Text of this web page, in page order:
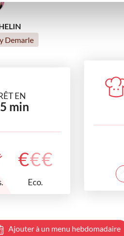
Demarle
EN
min
€€€
Eco.
Ajouter à un menu hebdomadaire